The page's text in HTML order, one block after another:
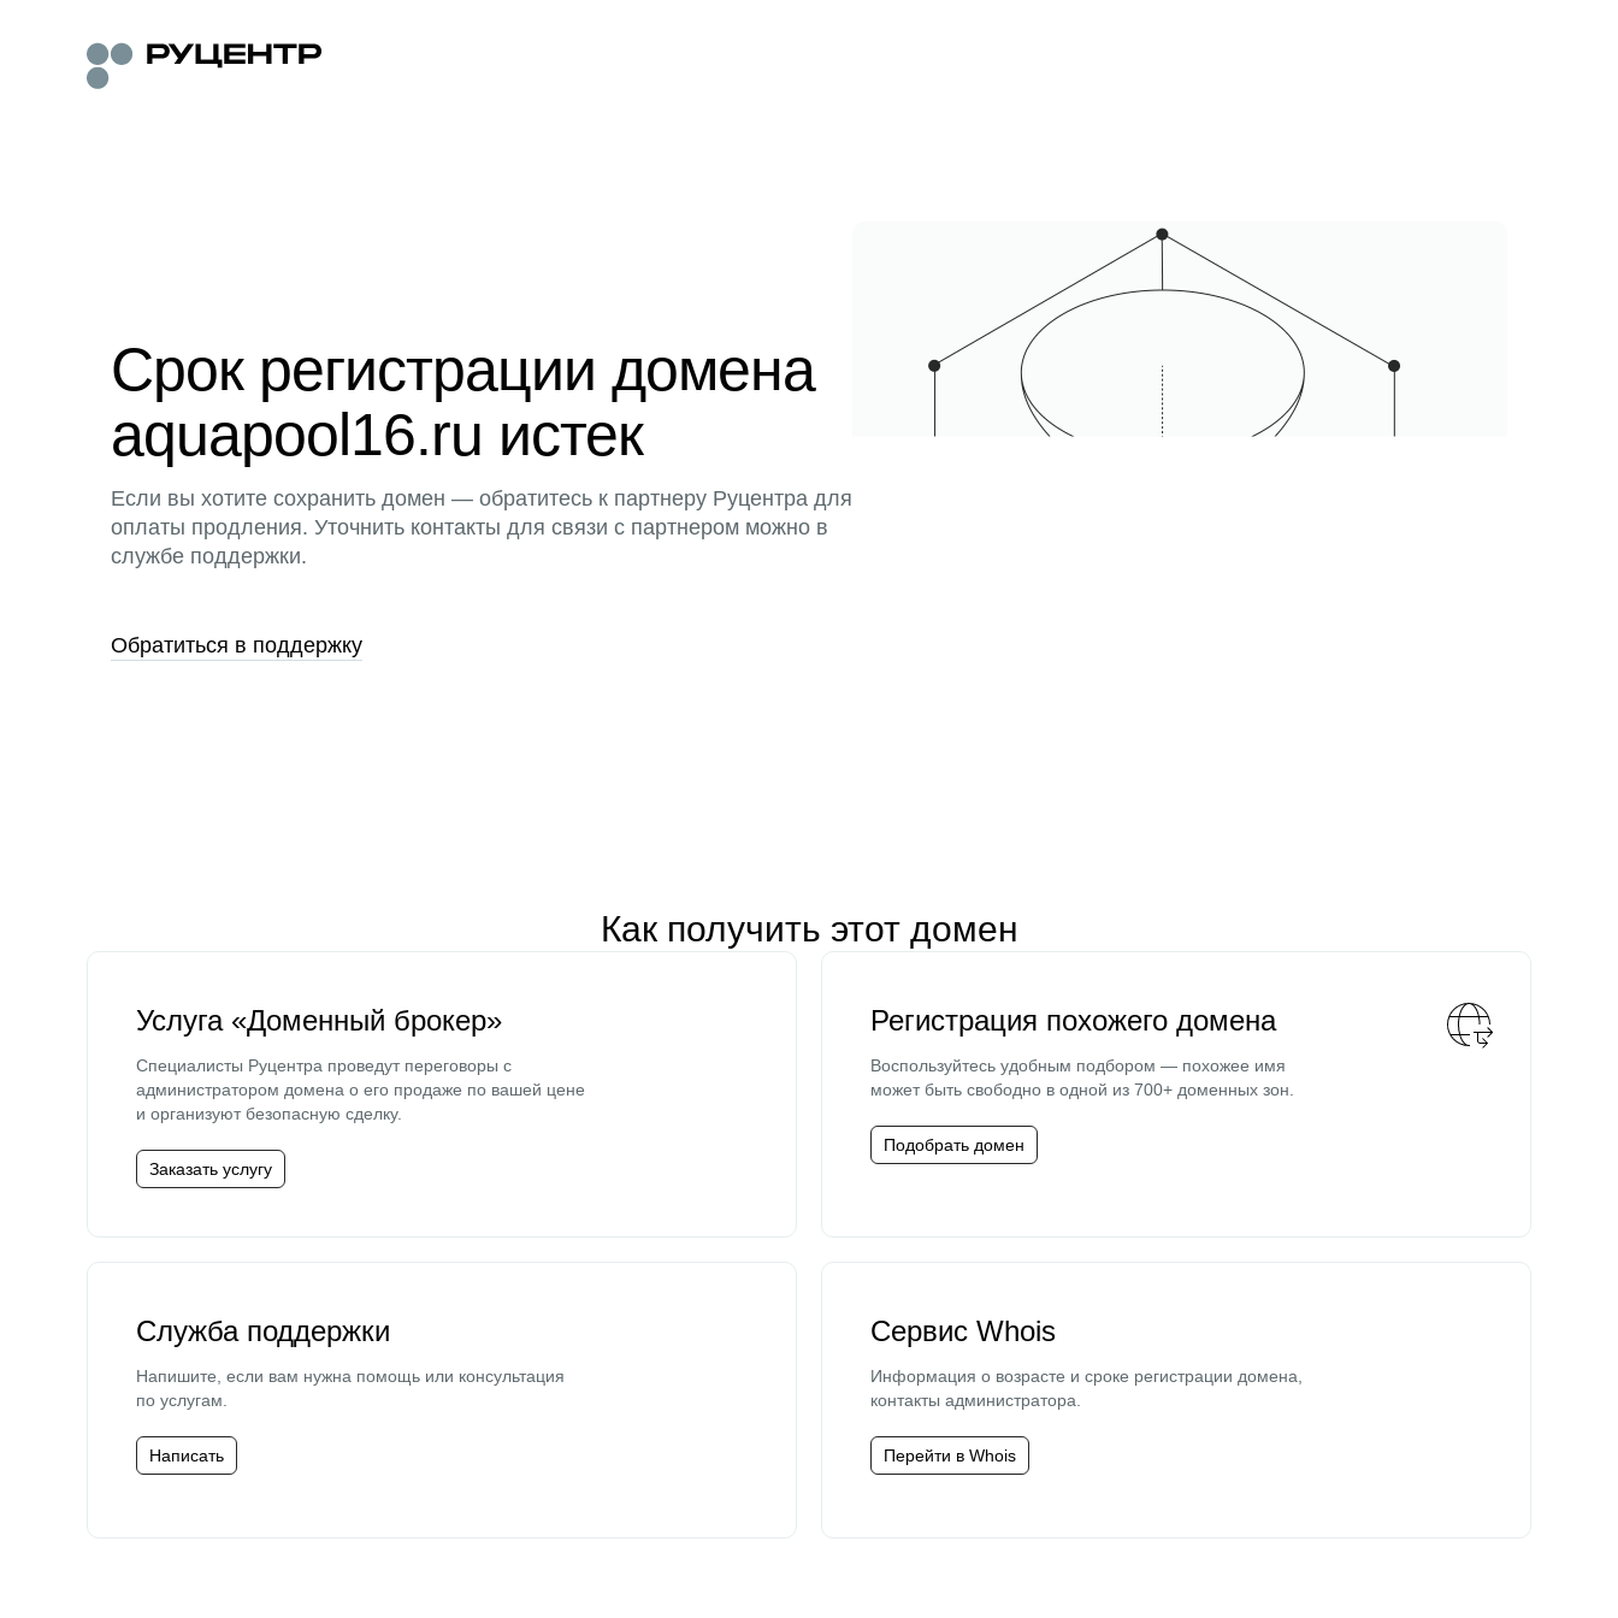
Срок регистрации домена
aquapool16.ru истек
Если вы хотите сохранить домен — обратитесь к партнеру Руцентра для
оплаты продления. Уточнить контакты для связи с партнером можно в
службе поддержки.
Обратиться в поддержку
Как получить этот домен
Услуга «Доменный брокер»
Специалисты Руцентра проведут переговоры с
администратором домена о его продаже по вашей цене
и организуют безопасную сделку.
Заказать услугу
Регистрация похожего домена
Воспользуйтесь удобным подбором — похожее имя
может быть свободно в одной из 700+ доменных зон.
Подобрать домен
Служба поддержки
Напишите, если вам нужна помощь или консультация
по услугам.
Написать
Сервис Whois
Информация о возрасте и сроке регистрации домена,
контакты администратора.
Перейти в Whois